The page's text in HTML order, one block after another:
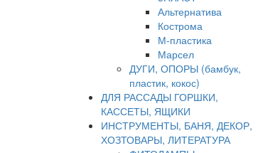
Альтернатива
Кострома
М-пластика
Марсел
ДУГИ, ОПОРЫ (бамбук,
пластик, кокос)
ДЛЯ РАССАДЫ ГОРШКИ,
КАССЕТЫ, ЯЩИКИ
ИНСТРУМЕНТЫ, БАНЯ, ДЕКОР,
ХОЗТОВАРЫ, ЛИТЕРАТУРА